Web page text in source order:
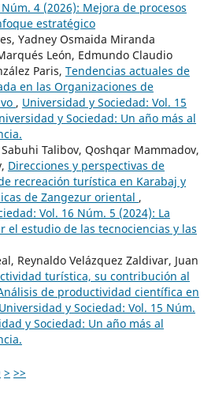
4 (2026): Mejora de procesos
estratégico
Yadney Osmaida Miranda
León, Edmundo Claudio
Paris, Tendencias actuales de
en las Organizaciones de
, Universidad y Sociedad: Vol. 15
y Sociedad: Un año más al
Talibov, Qoshqar Mammadov,
Direcciones y perspectivas de
recreación turística en Karabaj y
de Zangezur oriental ,
Vol. 16 Núm. 5 (2024): La
el estudio de las tecnociencias y las
Reynaldo Velázquez Zaldivar, Juan
turística, su contribución al
de productividad científica en
Universidad y Sociedad: Vol. 15 Núm.
y Sociedad: Un año más al
> >>